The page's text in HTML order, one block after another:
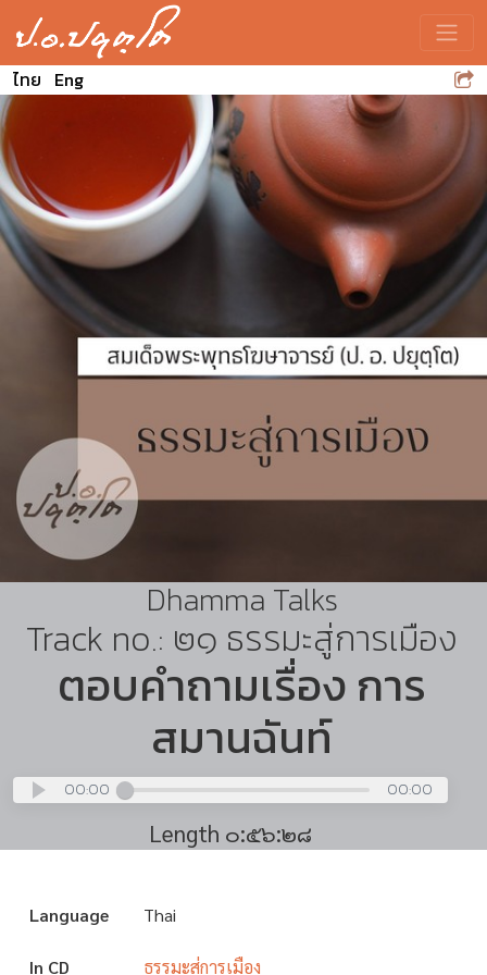
ไทย Eng
Dhamma Talks
Track no.: ๒๑ ธรรมะสู่การเมือง
ตอบคำถามเรื่อง การ
สมานฉันท์
00:00 00:00
Length ๐:๕๖:๒๘
Language Thai
In CD ธรรมะสู่การเมือง